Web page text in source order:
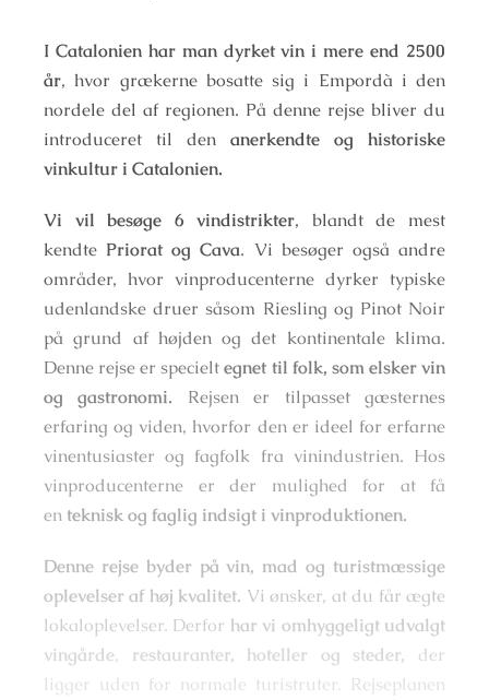
I Catalonien har man dyrket vin i mere end 2500
år, hvor grækerne bosatte sig i Empordà i den
nordele del af regionen. På denne rejse bliver du
introduceret til den anerkendte og historiske
vinkultur i Catalonien.
Vi vil besøge 6 vindistrikter, blandt de mest
kendte Priorat og Cava. Vi besøger også andre
områder, hvor vinproducenterne dyrker typiske
udenlandske druer såsom Riesling og Pinot Noir
på grund af højden og det kontinentale klima.
Denne rejse er specieltegnet til folk, som elsker vin
og gastronomi. Rejsen er tilpasset gæsternes
erfaring og viden, hvorfor den er ideel for erfarne
vinentusiaster og fagfolk fra vinindustrien. Hos
vinproducenterne er der mulighed for at få
enteknisk og faglig indsigt i vinproduktionen.
Denne rejse byder på vin, mad og turistmæssige
oplevelser af høj kvalitet. Vi ønsker, at du får ægte
lokaloplevelser. Derfor har vi omhyggeligt udvalgt
vingårde, restauranter, hoteller og steder, der
ligger uden for normale turistruter. Rejseplanen